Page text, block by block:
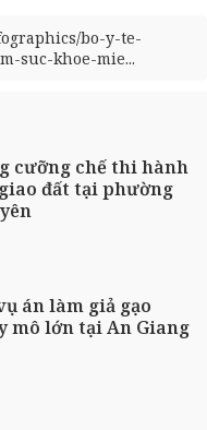
bo-y-te-
suc-khoe-mie...
cưỡng chế thi hành
đất tại phường
án làm giả gạo
mô lớn tại An Giang